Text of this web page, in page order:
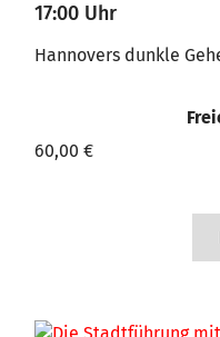
17:00 Uhr
Hannovers dunkle
60,00 €